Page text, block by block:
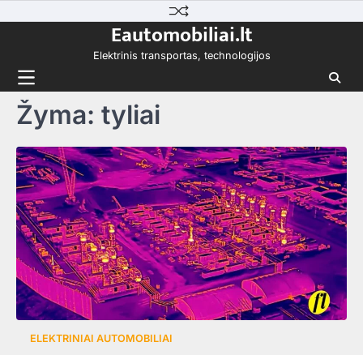
Eautomobiliai.lt
Elektrinis transportas, technologijos
Žyma: tyliai
ELEKTRINIAI AUTOMOBILIAI